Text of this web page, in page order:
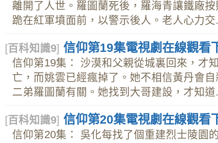
離開了人世。羅圖蘭死後，羅海青讓鐵廠
跪在紅軍墳面前，以警示後人。老人心力交
[百科知識9] 信仰第19集電視劇在線觀看
信仰第19集： 沙漠和父親從城裏回來，才
亡，而姚雲已經瘋掉了。她不相信黃丹會
二弟羅圖蘭有關。她找到大哥建設，才知道
[百科知識9] 信仰第20集電視劇在線觀看
信仰第20集： 吳化每找了個重建烈士陵園